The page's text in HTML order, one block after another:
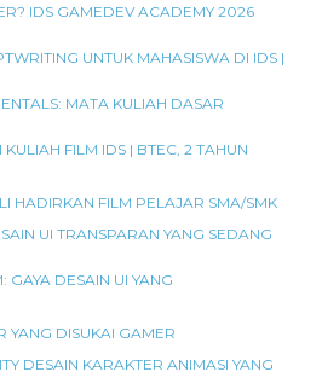
IDS GAMEDEV ACADEMY 2026
UNTUK MAHASISWA DI IDS |
MATA KULIAH DASAR
FILM IDS | BTEC, 2 TAHUN
HADIRKAN FILM PELAJAR SMA/SMK
UI TRANSPARAN YANG SEDANG
GAYA DESAIN UI YANG
YANG DISUKAI GAMER
DESAIN KARAKTER ANIMASI YANG